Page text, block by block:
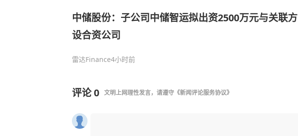
中储股份：子公司中储智运拟出资2500万元与关联方
设合资公司
雷达Finance4小时前
评论0 文明上网理性发言，请遵守 《新闻评论服务协议》